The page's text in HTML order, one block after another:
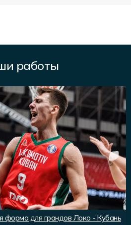
работы
форма для грандов Локо - Кубань